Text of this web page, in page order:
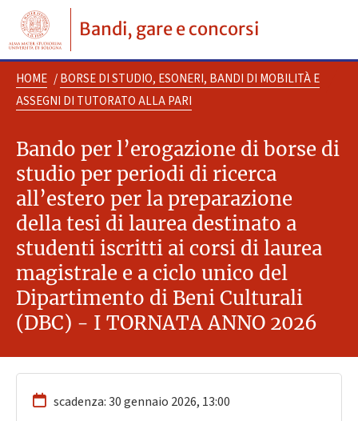
Bandi, gare e concorsi
HOME / BORSE DI STUDIO, ESONERI, BANDI DI MOBILITÀ E
ASSEGNI DI TUTORATO ALLA PARI
Bando per l’erogazione di borse di
studio per periodi di ricerca
all’estero per la preparazione
della tesi di laurea destinato a
studenti iscritti ai corsi di laurea
magistrale e a ciclo unico del
Dipartimento di Beni Culturali
(DBC) - I TORNATA ANNO 2026
scadenza: 30 gennaio 2026, 13:00